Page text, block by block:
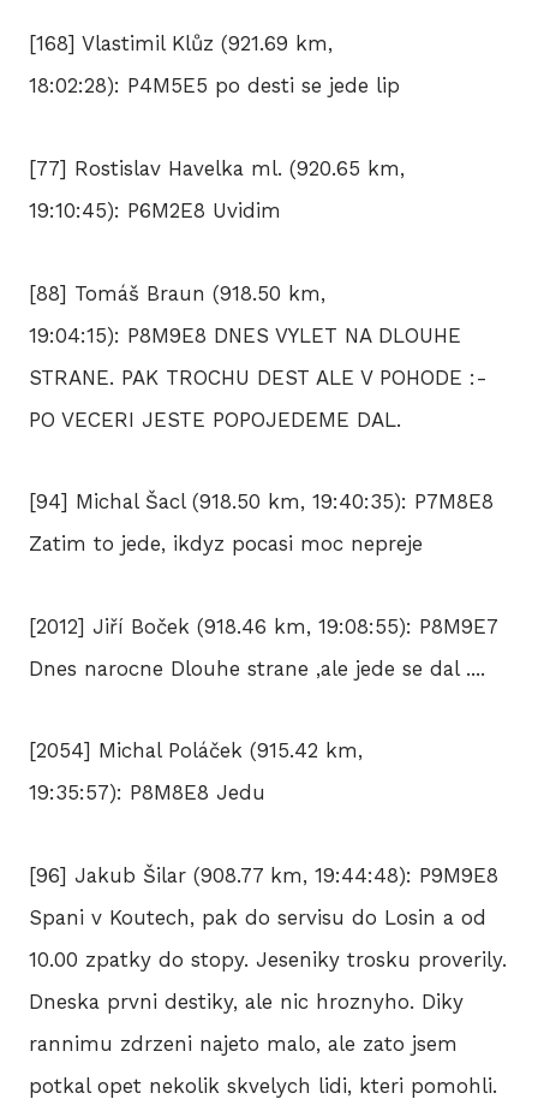
[168] Vlastimil Klůz (921.69 km,
18:02:28): P4M5E5 po desti se jede lip
[77] Rostislav Havelka ml. (920.65 km,
19:10:45): P6M2E8 Uvidim
[88] Tomáš Braun (918.50 km,
19:04:15): P8M9E8 DNES VYLET NA DLOUHE
STRANE. PAK TROCHU DEST ALE V POHODE :-
PO VECERI JESTE POPOJEDEME DAL.
[94] Michal Šacl (918.50 km, 19:40:35): P7M8E8
Zatim to jede, ikdyz pocasi moc nepreje
[2012] Jiří Boček (918.46 km, 19:08:55): P8M9E7
Dnes narocne Dlouhe strane ,ale jede se dal ....
[2054] Michal Poláček (915.42 km,
19:35:57): P8M8E8 Jedu
[96] Jakub Šilar (908.77 km, 19:44:48): P9M9E8
Spani v Koutech, pak do servisu do Losin a od
10.00 zpatky do stopy. Jeseniky trosku proverily.
Dneska prvni destiky, ale nic hroznyho. Diky
rannimu zdrzeni najeto malo, ale zato jsem
potkal opet nekolik skvelych lidi, kteri pomohli.